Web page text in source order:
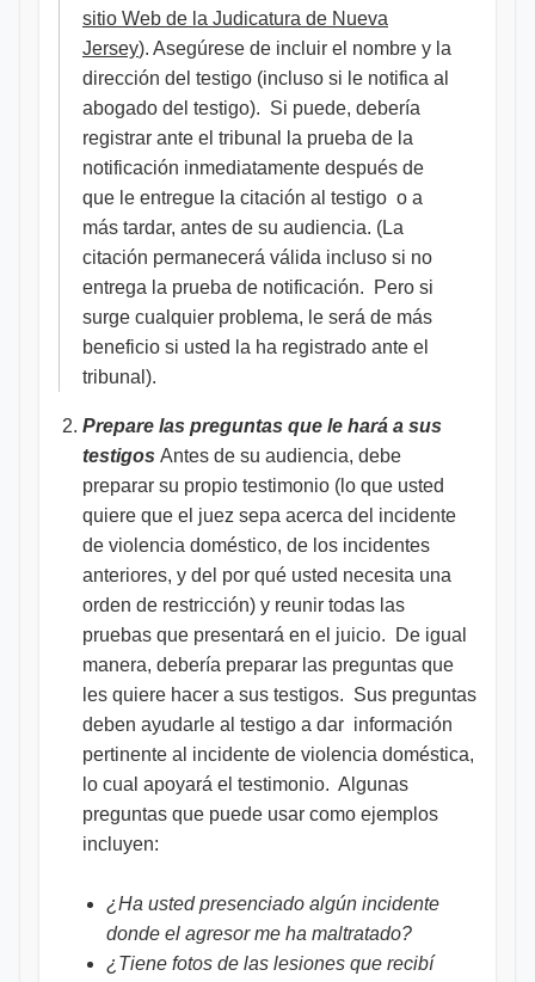
sitio Web de la Judicatura de Nueva
Jersey). Asegúrese de incluir el nombre y la
dirección del testigo (incluso si le notifica al
abogado del testigo). Si puede, debería
registrar ante el tribunal la prueba de la
notificación inmediatamente después de
que le entregue la citación al testigo o a
más tardar, antes de su audiencia. (La
citación permanecerá válida incluso si no
entrega la prueba de notificación. Pero si
surge cualquier problema, le será de más
beneficio si usted la ha registrado ante el
tribunal).
Prepare las preguntas que le hará a sus
testigos Antes de su audiencia, debe
preparar su propio testimonio (lo que usted
quiere que el juez sepa acerca del incidente
de violencia doméstico, de los incidentes
anteriores, y del por qué usted necesita una
orden de restricción) y reunir todas las
pruebas que presentará en el juicio. De igual
manera, debería preparar las preguntas que
les quiere hacer a sus testigos. Sus preguntas
deben ayudarle al testigo a dar información
pertinente al incidente de violencia doméstica,
lo cual apoyará el testimonio. Algunas
preguntas que puede usar como ejemplos
incluyen:
¿Ha usted presenciado algún incidente
donde el agresor me ha maltratado?
¿Tiene fotos de las lesiones que recibí